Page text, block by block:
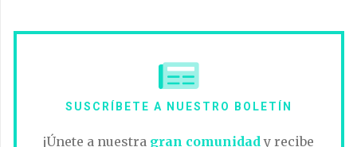
SUSCRÍBETE A NUESTRO BOLETÍN
¡Únete a nuestra gran comunidady recibe